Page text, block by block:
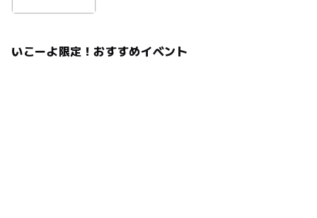
いこーよ限定！おすすめイベント